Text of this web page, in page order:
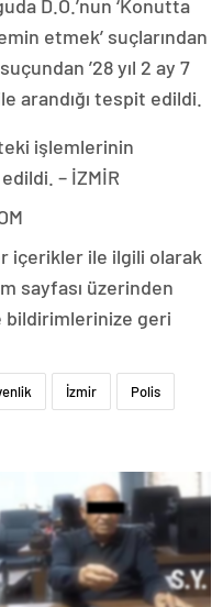
D.O.’nun ‘Konutta
etmek’ suçlarından
’28 yıl 2 ay 7
arandığı tespit edildi.
işlemlerinin
– İZMİR
içerikler ile ilgili olarak
sayfası üzerinden
bildirimlerinize geri
İzmir Polis